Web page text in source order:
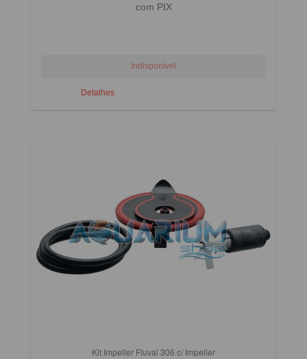
com PIX
Detalhes
Kit Impeller Fluval 306 c/ Impeller